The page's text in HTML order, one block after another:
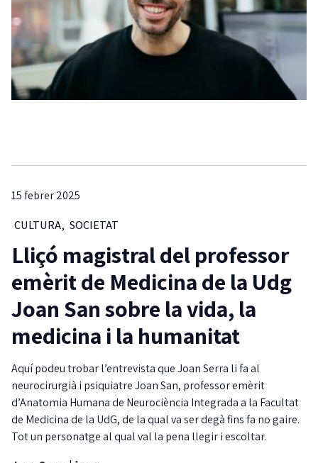
15 febrer 2025
CULTURA, SOCIETAT
Lliçó magistral del professor
emèrit de Medicina de la Udg
Joan San sobre la vida, la
medicina i la humanitat
Aquí podeu trobar l’entrevista que Joan Serra li fa al
neurocirurgià i psiquiatre Joan San, professor emèrit
d’Anatomia Humana de Neurociència Integrada a la Facultat
de Medicina de la UdG, de la qual va ser degà fins fa no gaire.
Tot un personatge al qual val la pena llegir i escoltar.